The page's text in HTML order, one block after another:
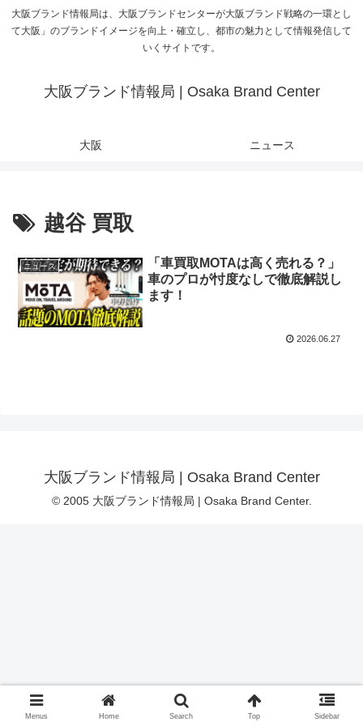
大阪ブランド情報局は、大阪ブランドセンターが大阪ブランド戦略の一環とし
て大阪」のブランドイメージを向上・確立し、都市の魅力として情報発信して
いくサイトです。
大阪ブランド情報局 | Osaka Brand Center
大阪 ニュース
越谷 買取
ニュース
「車買取MOTAは高く売れる？」
車のプロが忖度なしで徹底解説し
ます！
2026.06.27
大阪ブランド情報局 | Osaka Brand Center
© 2005 大阪ブランド情報局 | Osaka Brand Center.
Menus Home Search Top Sidebar